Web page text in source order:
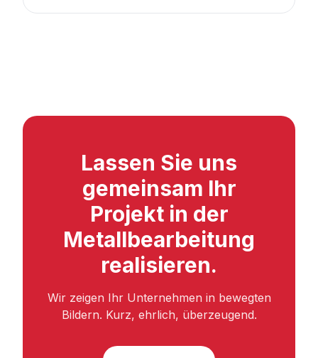
Lassen Sie uns
gemeinsam Ihr
Projekt in der
Metallbearbeitung
realisieren.
Wir zeigen Ihr Unternehmen in bewegten
Bildern. Kurz, ehrlich, überzeugend.